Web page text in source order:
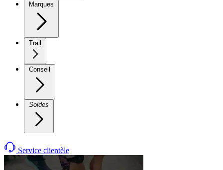
Marques
Trail
Conseil
Soldes
Service clientèle